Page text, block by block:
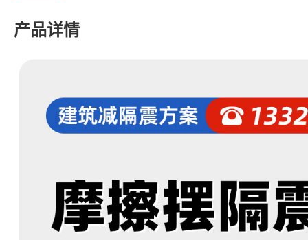
产品详情